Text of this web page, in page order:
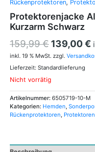
Rückenprotektoren,
Protektorenjacke
Kurzarm Schwarz
159,99€ 139,00€
inkl. 19 % MwSt. zzgl.
Lieferzeit: Standardlieferung
Nicht vorrätig
Artikelnummer: 6505719-10-M
Kategorien: Hemden,
Rückenprotektoren,